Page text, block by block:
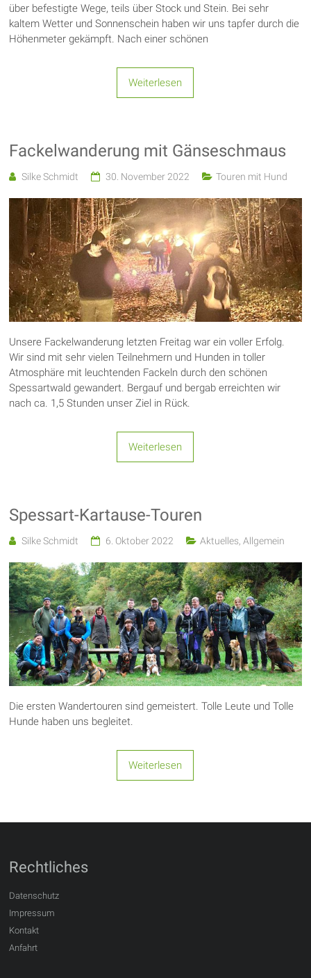
über befestigte Wege, teils über Stock und Stein. Bei sehr
kaltem Wetter und Sonnenschein haben wir uns tapfer durch die
Höhenmeter gekämpft. Nach einer schönen
Weiterlesen
Fackelwanderung mit Gänseschmaus
Silke Schmidt 30. November 2022 Touren mit Hund
Unsere Fackelwanderung letzten Freitag war ein voller Erfolg.
Wir sind mit sehr vielen Teilnehmern und Hunden in toller
Atmosphäre mit leuchtenden Fackeln durch den schönen
Spessartwald gewandert. Bergauf und bergab erreichten wir
nach ca. 1,5 Stunden unser Ziel in Rück.
Weiterlesen
Spessart-Kartause-Touren
Silke Schmidt 6. Oktober 2022 Aktuelles,Allgemein
Die ersten Wandertouren sind gemeistert. Tolle Leute und Tolle
Hunde haben uns begleitet.
Weiterlesen
Rechtliches
Datenschutz
Impressum
Kontakt
Anfahrt